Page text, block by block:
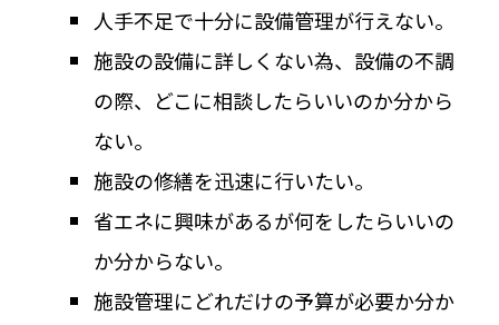
人手不足で十分に設備管理が行えない。
施設の設備に詳しくない為、設備の不調
の際、どこに相談したらいいのか分から
ない。
施設の修繕を迅速に行いたい。
省エネに興味があるが何をしたらいいの
か分からない。
施設管理にどれだけの予算が必要か分か